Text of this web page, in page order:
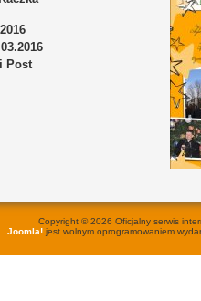
Post
Copyright © 2026 Oficjalny serwis
Joomla!jest wolnym oprogramowaniem